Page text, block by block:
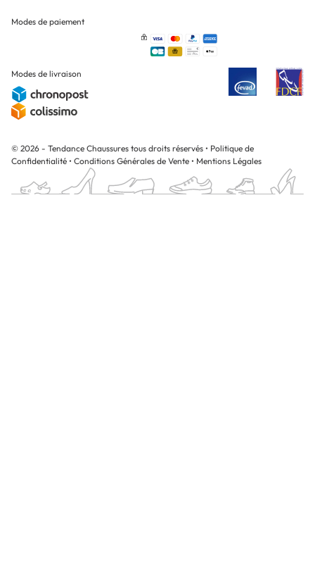
Modes de paiement
Modes de livraison
© 2026 - Tendance Chaussures tous droits réservés • Politique de
Confidentialité • Conditions Générales de Vente • Mentions Légales